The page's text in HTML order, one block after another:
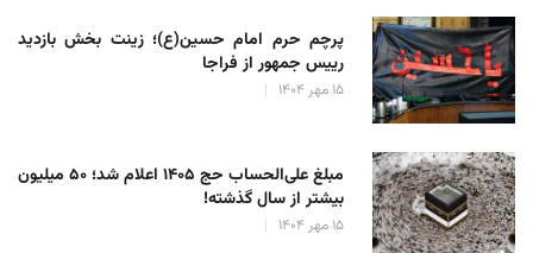
پرچم حرم امام حسین(ع)؛ زینت بخش بازدید
رییس جمهور از فراجا
۱۵ مهر ۱۴۰۴
مبلغ علی‌الحساب حج ۱۴۰۵ اعلام شد؛ ۵۰ میلیون
بیشتر از سال گذشته!
۱۵ مهر ۱۴۰۴